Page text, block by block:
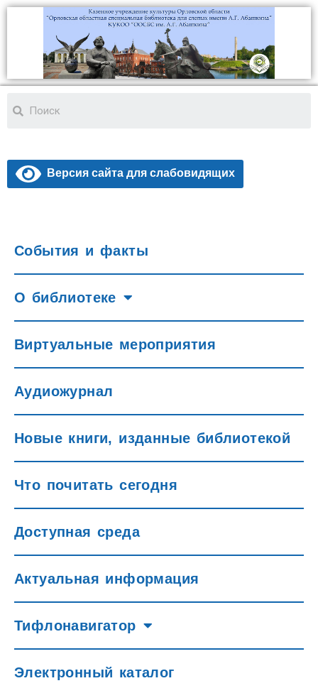
Версия сайта для слабовидящих
События и факты
О библиотеке
Виртуальные мероприятия
Аудиожурнал
Новые книги, изданные библиотекой
Что почитать сегодня
Доступная среда
Актуальная информация
Тифлонавигатор
Электронный каталог